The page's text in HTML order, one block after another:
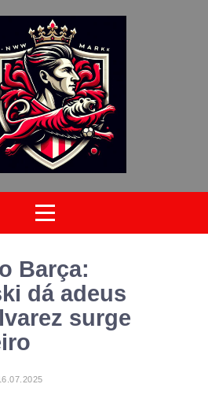
Barça:
dá adeus
surge